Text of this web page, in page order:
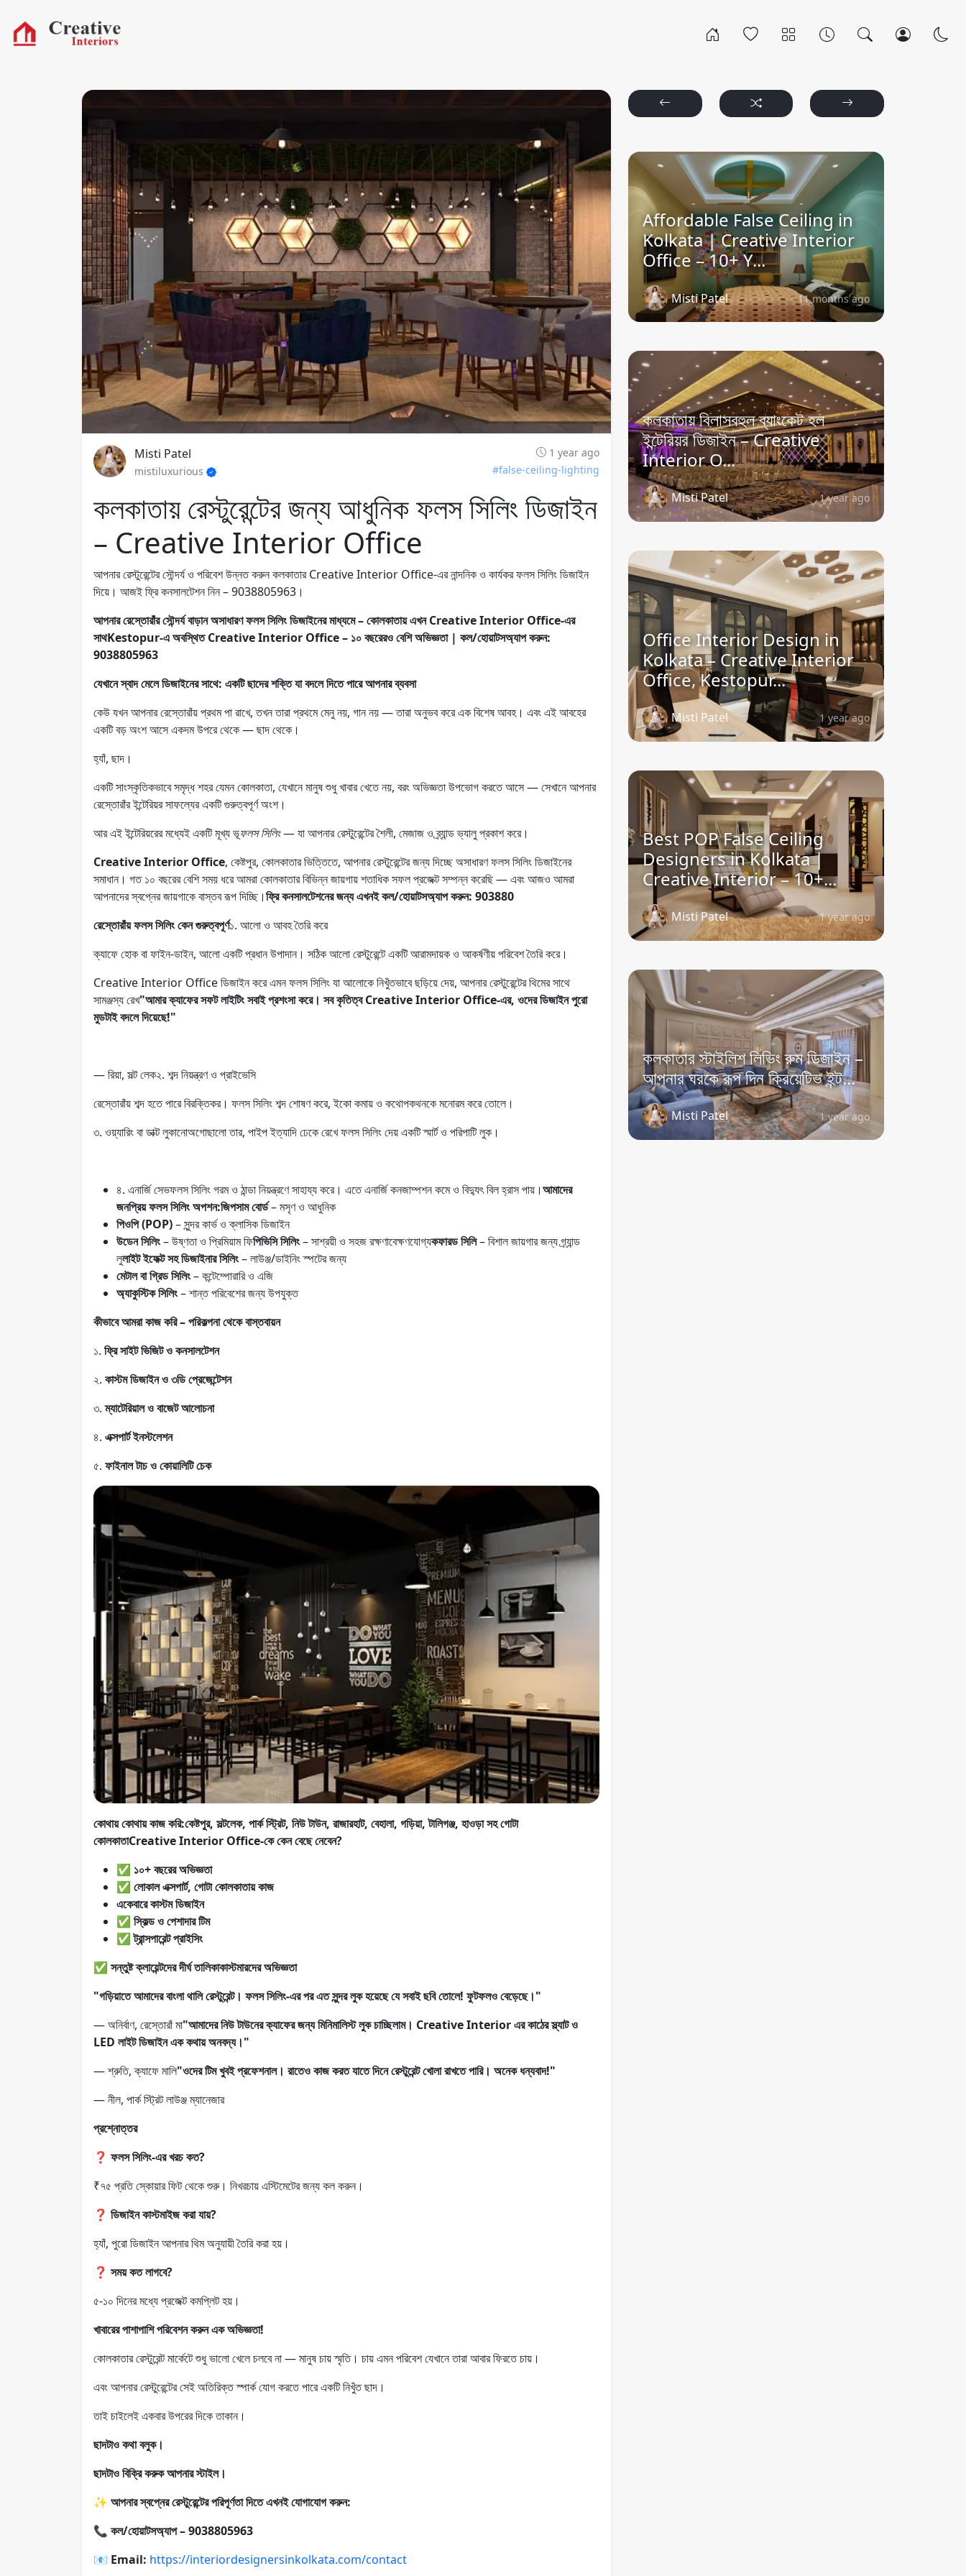
Misti Patel
1 year ago
mistiluxurious
#false-ceiling-lighting
কলকাতায় রেস্টুরেন্টের জন্য আধুনিক ফলস সিলিং ডিজাইন
– Creative Interior Office
আপনার রেস্টুরেন্টের সৌন্দর্য ও পরিবেশ উন্নত করুন কলকাতার Creative Interior Office-এর নান্দনিক ও কার্যকর ফলস সিলিং ডিজাইন
দিয়ে। আজই ফ্রি কনসালটেশন নিন – 9038805963।
আপনার রেস্তোরাঁর সৌন্দর্য বাড়ান অসাধারণ ফলস সিলিং ডিজাইনের মাধ্যমে – কোলকাতায় এখন Creative Interior Office-এর
সাথKestopur-এ অবস্থিত Creative Interior Office – ১০ বছরেরও বেশি অভিজ্ঞতা | কল/হোয়াটসঅ্যাপ করুন:
9038805963
যেখানে স্বাদ মেলে ডিজাইনের সাথে: একটি ছাদের শক্তি যা বদলে দিতে পারে আপনার ব্যবসা
কেউ যখন আপনার রেস্তোরাঁয় প্রথম পা রাখে, তখন তারা প্রথমে মেনু নয়, গান নয় — তারা অনুভব করে এক বিশেষ আবহ। এবং এই আবহের
একটি বড় অংশ আসে একদম উপরে থেকে — ছাদ থেকে।
হ্যাঁ, ছাদ।
একটি সাংস্কৃতিকভাবে সমৃদ্ধ শহর যেমন কোলকাতা, যেখানে মানুষ শুধু খাবার খেতে নয়, বরং অভিজ্ঞতা উপভোগ করতে আসে — সেখানে আপনার
রেস্তোরাঁর ইন্টেরিয়র সাফল্যের একটি গুরুত্বপূর্ণ অংশ।
আর এই ইন্টেরিয়রের মধ্যেই একটি মূখ্য ভূফলস সিলিং— যা আপনার রেস্টুরেন্টের শৈলী, মেজাজ ও ব্র্যান্ড ভ্যালু প্রকাশ করে।
Creative Interior Office, কেষ্টপুর, কোলকাতার ভিত্তিতে, আপনার রেস্টুরেন্টের জন্য দিচ্ছে অসাধারণ ফলস সিলিং ডিজাইনের
সমাধান। গত ১০ বছরের বেশি সময় ধরে আমরা কোলকাতার বিভিন্ন জায়গায় শতাধিক সফল প্রজেক্ট সম্পন্ন করেছি — এবং আজও আমরা
আপনাদের স্বপ্নের জায়গাকে বাস্তব রূপ দিচ্ছি।ফ্রি কনসালটেশনের জন্য এখনই কল/হোয়াটসঅ্যাপ করুন: 903880
রেস্তোরাঁয় ফলস সিলিং কেন গুরুত্বপূর্ণ১. আলো ও আবহ তৈরি করে
ক্যাফে হোক বা ফাইন-ডাইন, আলো একটি প্রধান উপাদান। সঠিক আলো রেস্টুরেন্টে একটি আরামদায়ক ও আকর্ষণীয় পরিবেশ তৈরি করে।
Creative Interior Office ডিজাইন করে এমন ফলস সিলিং যা আলোকে নিখুঁতভাবে ছড়িয়ে দেয়, আপনার রেস্টুরেন্টের থিমের সাথে
সামঞ্জস্য রেখ"আমার ক্যাফের সফট লাইটিং সবাই প্রশংসা করে। সব কৃতিত্ব Creative Interior Office-এর, ওদের ডিজাইন পুরো
মুডটাই বদলে দিয়েছে!"
— রিয়া, সল্ট লেক২. শব্দ নিয়ন্ত্রণ ও প্রাইভেসি
রেস্তোরাঁয় শব্দ হতে পারে বিরক্তিকর। ফলস সিলিং শব্দ শোষণ করে, ইকো কমায় ও কথোপকথনকে মনোরম করে তোলে।
৩. ওয়্যারিং বা ডাক্ট লুকানোঅগোছালো তার, পাইপ ইত্যাদি ঢেকে রেখে ফলস সিলিং দেয় একটি স্মার্ট ও পরিপাটি লুক।
৪. এনার্জি সেভফলস সিলিং গরম ও ঠান্ডা নিয়ন্ত্রণে সাহায্য করে। এতে এনার্জি কনজাম্পশন কমে ও বিদ্যুৎ বিল হ্রাস পায়।আমাদের
জনপ্রিয় ফলস সিলিং অপশন:জিপসাম বোর্ড– মসৃণ ও আধুনিক
পিওপি (POP)– সুন্দর কার্ভ ও ক্লাসিক ডিজাইন
উডেন সিলিং– উষ্ণতা ও প্রিমিয়াম ফিপিভিসি সিলিং– সাশ্রয়ী ও সহজ রক্ষণাবেক্ষণযোগ্যকফারড সিলি– বিশাল জায়গার জন্য গ্র্যান্ড
লুলাইট ইফেক্ট সহ ডিজাইনার সিলিং– লাউঞ্জ/ডাইনিং স্পটের জন্য
মেটাল বা গ্রিড সিলিং– কন্টেম্পোরারি ও এজি
অ্যাকুস্টিক সিলিং– শান্ত পরিবেশের জন্য উপযুক্ত
কীভাবে আমরা কাজ করি – পরিকল্পনা থেকে বাস্তবায়ন
১. ফ্রি সাইট ভিজিট ও কনসালটেশন
২. কাস্টম ডিজাইন ও ৩ডি প্রেজেন্টেশন
৩.ম্যাটেরিয়াল ও বাজেট আলোচনা
৪. এক্সপার্ট ইনস্টলেশন
৫. ফাইনাল টাচ ও কোয়ালিটি চেক
কোথায় কোথায় কাজ করি:কেষ্টপুর, সল্টলেক, পার্ক স্ট্রিট, নিউ টাউন, রাজারহাট, বেহালা, গড়িয়া, টালিগঞ্জ, হাওড়া সহ গোটা
কোলকাতাCreative Interior Office-কে কেন বেছে নেবেন?
✅ ১০+ বছরের অভিজ্ঞতা
✅ লোকাল এক্সপার্ট, গোটা কোলকাতায় কাজ
একেবারে কাস্টম ডিজাইন
✅ স্কিল্ড ও পেশাদার টিম
✅ ট্রান্সপারেন্ট প্রাইসিং
✅ সন্তুষ্ট ক্লায়েন্টদের দীর্ঘ তালিকাকাস্টমারদের অভিজ্ঞতা
"গড়িয়াতে আমাদের বাংলা থালি রেস্টুরেন্ট। ফলস সিলিং-এর পর এত সুন্দর লুক হয়েছে যে সবাই ছবি তোলে! ফুটফলও বেড়েছে।"
— অনির্বাণ, রেস্তোরাঁ মা"আমাদের নিউ টাউনের ক্যাফের জন্য মিনিমালিস্ট লুক চাচ্ছিলাম। Creative Interior এর কাঠের স্ল্যাট ও
LED লাইট ডিজাইন এক কথায় অনবদ্য।"
— শ্রুতি, ক্যাফে মালি"ওদের টিম খুবই প্রফেশনাল। রাতেও কাজ করত যাতে দিনে রেস্টুরেন্ট খোলা রাখতে পারি। অনেক ধন্যবাদ!"
— নীল, পার্ক স্ট্রিট লাউঞ্জ ম্যানেজার
প্রশ্নোত্তর
❓ ফলস সিলিং-এর খরচ কত?
₹৭৫ প্রতি স্কোয়ার ফিট থেকে শুরু। নিখরচায় এস্টিমেটের জন্য কল করুন।
❓ ডিজাইন কাস্টমাইজ করা যায়?
হ্যাঁ, পুরো ডিজাইন আপনার থিম অনুযায়ী তৈরি করা হয়।
❓ সময় কত লাগবে?
৫-১০ দিনের মধ্যে প্রজেক্ট কমপ্লিট হয়।
খাবারের পাশাপাশি পরিবেশন করুন এক অভিজ্ঞতা!
কোলকাতার রেস্টুরেন্ট মার্কেটে শুধু ভালো খেলে চলবে না — মানুষ চায় স্মৃতি। চায় এমন পরিবেশ যেখানে তারা আবার ফিরতে চায়।
এবং আপনার রেস্টুরেন্টের সেই অতিরিক্ত স্পার্ক যোগ করতে পারে একটি নিখুঁত ছাদ।
তাই চাইলেই একবার উপরের দিকে তাকান।
ছাদটাও কথা বলুক।
ছাদটাও বিক্রি করুক আপনার স্টাইল।
✨ আপনার স্বপ্নের রেস্টুরেন্টের পরিপূর্ণতা দিতে এখনই যোগাযোগ করুন:
📞 কল/হোয়াটসঅ্যাপ – 9038805963
📧 Email: https://interiordesignersinkolkata.com/contact
Affordable False Ceiling in
Kolkata | Creative Interior
Office – 10+ Y...
Misti Patel 11 months ago
কলকাতায় বিলাসবহুল ব্যাংকেট হল
ইন্টেরিয়র ডিজাইন – Creative
Interior O...
Misti Patel 1 year ago
Office Interior Design in
Kolkata – Creative Interior
Office, Kestopur...
Misti Patel 1 year ago
Best POP False Ceiling
Designers in Kolkata |
Creative Interior – 10+...
Misti Patel 1 year ago
কলকাতার স্টাইলিশ লিভিং রুম ডিজাইন –
আপনার ঘরকে রূপ দিন ক্রিয়েটিভ ইন্ট...
Misti Patel 1 year ago